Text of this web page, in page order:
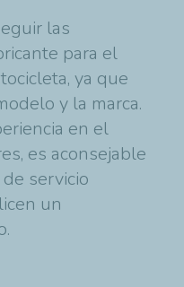
las
para el
ya que
y la marca.
en el
es aconsejable
servicio
un